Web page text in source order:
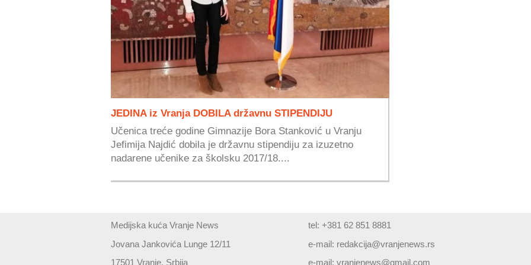
JEDINA iz Vranja DOBILA državnu STIPENDIJU
Učenica treće godine Gimnazije Bora Stanković u Vranju
Jefimija Najdić dobila je državnu stipendiju za izuzetno
nadarene učenike za školsku 2017/18....
Medijska kuća Vranje News
Jovana Jankovića Lunge 12/11
17501 Vranje, Srbija
tel: +381 62 851 8881
e-mail: redakcija@vranjenews.rs
e-mail:vranjenews@gmail.com